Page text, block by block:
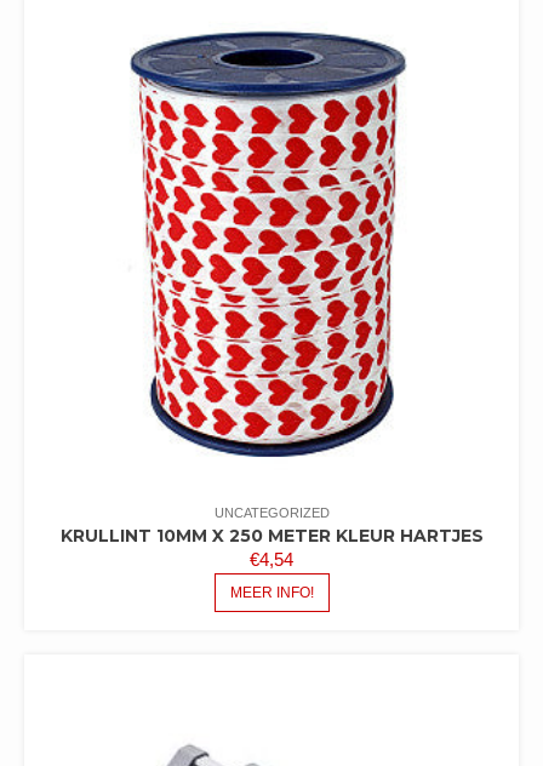
UNCATEGORIZED
KRULLINT 10MM X 250 METER KLEUR HARTJES
€4,54
MEER INFO!